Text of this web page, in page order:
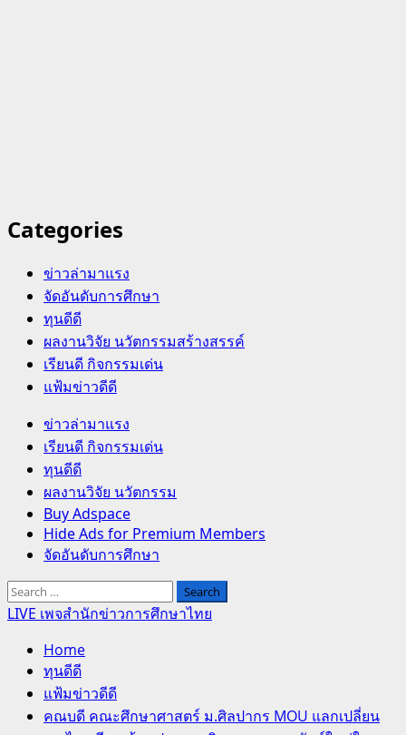
Categories
ข่าวล่ามาแรง
จัดอันดับการศึกษา
ทุนดีดี
ผลงานวิจัย นวัตกรรมสร้างสรรค์
เรียนดี กิจกรรมเด่น
แฟ้มข่าวดีดี
Primary
Menu
ข่าวล่ามาแรง
เรียนดี กิจกรรมเด่น
ทุนดีดี
ผลงานวิจัย นวัตกรรม
Buy Adspace
Hide Ads for Premium Members
จัดอันดับการศึกษา
Search
for:
LIVE เพจสำนักข่าวการศึกษาไทย
Home
ทุนดีดี
แฟ้มข่าวดีดี
คณบดี คณะศึกษาศาสตร์ ม.ศิลปากร MOU แลกเปลี่ยน